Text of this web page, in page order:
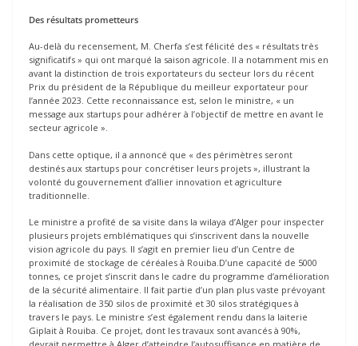
Des résultats prometteurs
Au-delà du recensement, M. Cherfa s’est félicité des « résultats très
significatifs » qui ont marqué la saison agricole. Il a notamment mis en
avant la distinction de trois exportateurs du secteur lors du récent
Prix du président de la République du meilleur exportateur pour
l’année 2023. Cette reconnaissance est, selon le ministre, « un
message aux startups pour adhérer à l’objectif de mettre en avant le
secteur agricole ».
Dans cette optique, il a annoncé que « des périmètres seront
destinés aux startups pour concrétiser leurs projets », illustrant la
volonté du gouvernement d’allier innovation et agriculture
traditionnelle.
Le ministre a profité de sa visite dans la wilaya d’Alger pour inspecter
plusieurs projets emblématiques qui s’inscrivent dans la nouvelle
vision agricole du pays. Il s’agit en premier lieu d’un Centre de
proximité de stockage de céréales à Rouiba.D’une capacité de 5000
tonnes, ce projet s’inscrit dans le cadre du programme d’amélioration
de la sécurité alimentaire. Il fait partie d’un plan plus vaste prévoyant
la réalisation de 350 silos de proximité et 30 silos stratégiques à
travers le pays. Le ministre s’est également rendu dans la laiterie
Giplait à Rouiba. Ce projet, dont les travaux sont avancés à 90%,